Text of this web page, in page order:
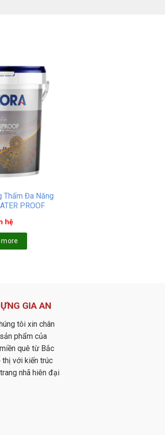
Thấm Đa Năng
PROOF
hệ
more
GIA AN
tôi xin chân
phẩm của
quê từ Bắc
thị với kiến trúc
nhã hiên đại